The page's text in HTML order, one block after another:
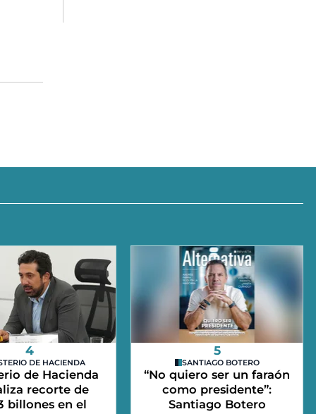
4
DE HACIENDA
de Hacienda
recorte de
billones en el
5
SANTIAGO BOTERO
“No quiero ser un faraón
como presidente”:
Santiago Botero